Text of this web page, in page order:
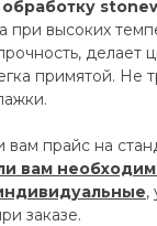
при высоких
делает
примятой. Не
прайс на
вам
,
заказе.